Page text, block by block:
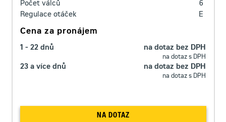
Počet válců
6
Regulace otáček
E
Cena za pronájem
1 - 22 dnů na dotaz bez DPH
na dotaz s DPH
23 a více dnů na dotaz bez DPH
na dotaz s DPH
NA DOTAZ